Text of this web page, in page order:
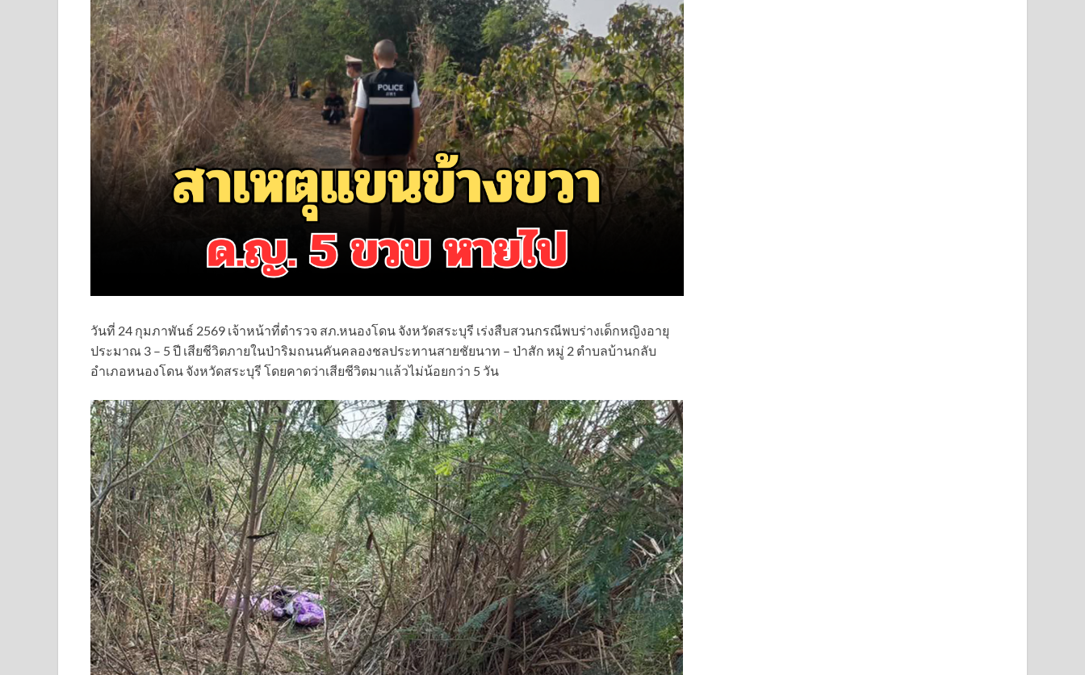
วันที่ 24 กุมภาพันธ์ 2569 เจ้าหน้าที่ตำรวจ สภ.หนองโดน จังหวัดสระบุรี เร่งสืบสวนกรณีพบร่างเด็กหญิงอายุ
ประมาณ 3 – 5 ปี เสียชีวิตภายในป่าริมถนนคันคลองชลประทานสายชัยนาท – ป่าสัก หมู่ 2 ตำบลบ้านกลับ
อำเภอหนองโดน จังหวัดสระบุรี โดยคาดว่าเสียชีวิตมาแล้วไม่น้อยกว่า 5 วัน